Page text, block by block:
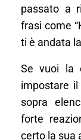
passato a
frasi come
ti è andata
Se vuoi la
impostare
sopra
forte
certo la sua